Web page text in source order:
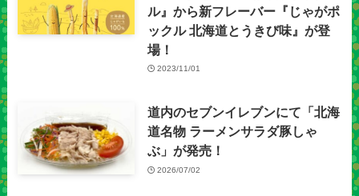
ル』から新フレーバー『じゃがポ
ックル 北海道とうきび味』が登
場！
2023/11/01
道内のセブンイレブンにて「北海
道名物 ラーメンサラダ豚しゃ
ぶ」が発売！
2026/07/02